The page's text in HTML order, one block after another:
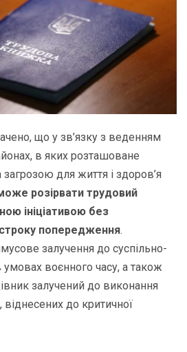
що у зв’язку з веденням
в яких розташоване
загрозою для життя і здоров’я
розірвати трудовий
ініціативою без
попередження.
залучення до суспільно-
умовах воєнного часу, а також
залучений до виконання
віднесених до критичної